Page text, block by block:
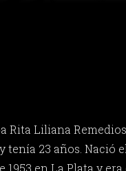
Rita Liliana
tenía 23 años. Nació